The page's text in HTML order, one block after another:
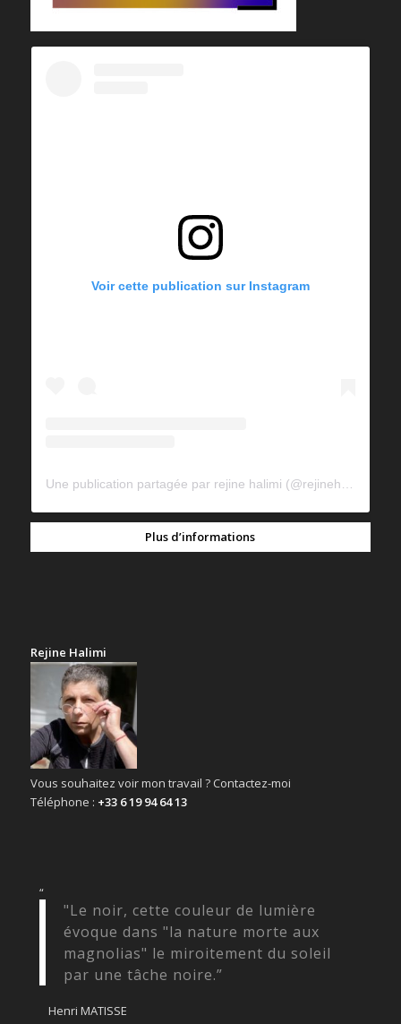
Voir cette publication sur Instagram
Plus d’informations
Rejine Halimi
Vous souhaitez voir mon travail ? Contactez-moi
Téléphone : +33 6 19 94 64 13
“
"Le noir, cette couleur de lumière
évoque dans "la nature morte aux
magnolias" le miroitement du soleil
par une tâche noire.”
Henri MATISSE